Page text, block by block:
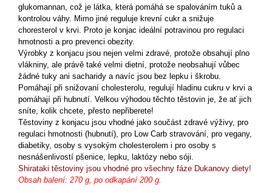
glukomannan, což je látka, která pomáhá se spalováním tuků a
kontrolou váhy. Mimo jiné reguluje krevní cukr a snižuje
choresterol v krvi. Proto je konjac ideální potravinou pro regulaci
hmotnosti a pro prevenci obezity.
Výrobky z konjacu jsou nejen velmi zdravé, protože obsahují plno
vlákniny, ale právě také velmi dietní, protože neobsahují vůbec
žádné tuky ani sacharidy a navíc jsou bez lepku i škrobu.
Pomáhají při snižovaní cholesterolu, regulují hladinu cukru v krvi a
pomáhají při hubnutí. Velkou výhodou těchto těstovin je, že ať jich
sníte, kolik chcete, přesto nepřiberete!
Těstoviny z konjacu jsou vhodné jako součást zdravé výživy, pro
regulaci hmotnosti (hubnutí), pro Low Carb stravování, pro vegany,
diabetiky, osoby s vysokým cholesterolem i pro osoby s
nesnášenlivostí pšenice, lepku, laktózy nebo sóji.
Shirataki těstoviny jsou vhodné pro všechny fáze Dukanovy diety!
Obsah balení: 270 g, po odkapání 200 g.